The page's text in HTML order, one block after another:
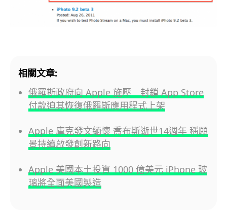
相關文章:
俄羅斯政府向 Apple 施壓 封鎖 App Store
付款迫其恢復俄羅斯應用程式上架
Apple 庫克發文緬懷 喬布斯逝世14週年 稱願
景持續啟發創新路向
Apple 美國本土投資 1000 億美元 iPhone 玻
璃將全面美國製造